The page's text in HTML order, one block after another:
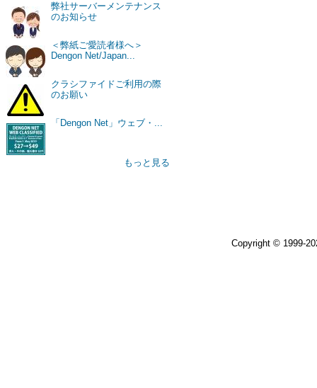
弊社サーバーメンテナンス
のお知らせ
＜弊紙ご愛読者様へ＞
Dengon Net/Japan...
クラシファイドご利用の際
のお願い
「Dengon Net」ウェブ・...
もっと見る
Copyright © 1999-